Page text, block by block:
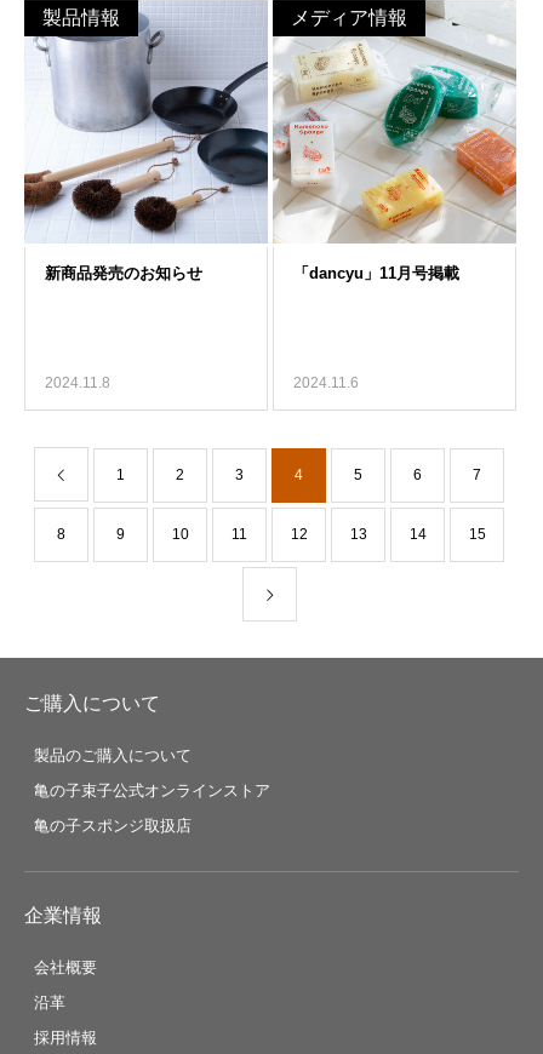
製品情報
2024.11.8
メディア情報
2024.11.6
1 2 3 4 5 6 7
8 9 10 11 12 13 14 15
ご購入について
製品のご購入について
亀の子束子公式オンラインストア
亀の子スポンジ取扱店
企業情報
会社概要
沿革
採用情報